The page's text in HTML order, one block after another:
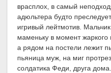
врасплох, в самый
адюльтера будто
игривый лейтмотив.
маменьку в момент
а рядом на постели лежит
пьяница муж, на миг
солдатика Феди, друга